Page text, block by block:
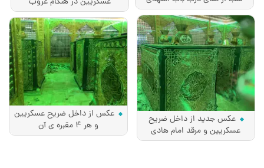
عکس جدید از داخل ضریح
عسکریین و مرقد امام هادی
عکس از داخل ضریح عسکریین
و هر 4 مقبره ی آن